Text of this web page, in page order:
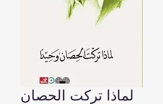
لماذا تركت الحصان